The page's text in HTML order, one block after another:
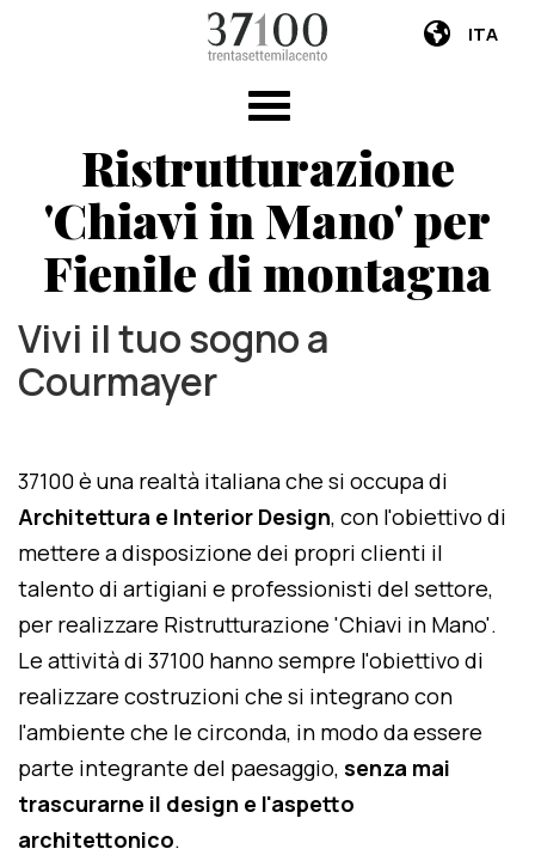
ITA
Ristrutturazione
'Chiavi in Mano' per
Fienile di montagna
Vivi il tuo sogno a
Courmayer
37100 è una realtà italiana che si occupa di
Architettura e Interior Design, con l'obiettivo di
mettere a disposizione dei propri clienti il
talento di artigiani e professionisti del settore,
per realizzare Ristrutturazione 'Chiavi in Mano'.
Le attività di 37100 hanno sempre l'obiettivo di
realizzare costruzioni che si integrano con
l'ambiente che le circonda, in modo da essere
parte integrante del paesaggio, senza mai
trascurarne il design e l'aspetto
architettonico.